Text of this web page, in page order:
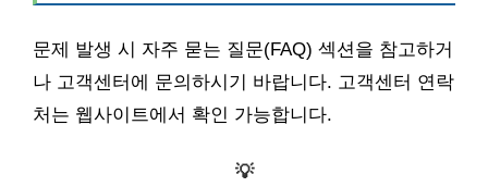
문제 발생 시 자주 묻는 질문(FAQ) 섹션을 참고하거
나 고객센터에 문의하시기 바랍니다. 고객센터 연락
처는 웹사이트에서 확인 가능합니다.
💡